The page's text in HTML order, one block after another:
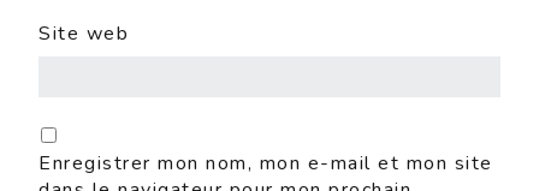
Site web
Enregistrer mon nom, mon e-mail et mon site